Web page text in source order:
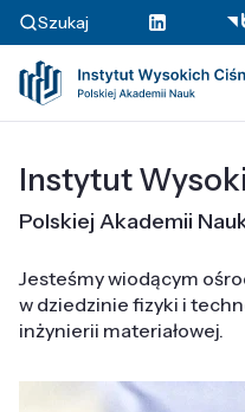
Szukaj
Instytut
Polskiej Akademii
Jesteśmy wiodącym
w dziedzinie fizyki i
inżynierii materiałowej.